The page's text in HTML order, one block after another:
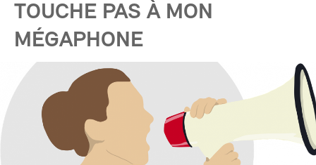
TOUCHE PAS À MON
MÉGAPHONE